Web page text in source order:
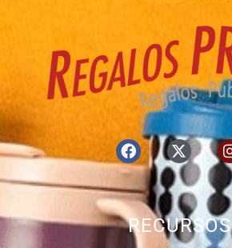
RECURSOS